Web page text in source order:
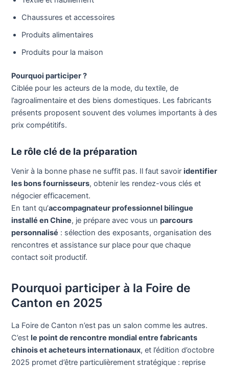
Chaussures et accessoires
Produits alimentaires
Produits pour la maison
Pourquoi participer ?
Ciblée pour les acteurs de la mode, du textile, de
l’agroalimentaire et des biens domestiques. Les fabricants
présents proposent souvent des volumes importants à des
prix compétitifs.
Le rôle clé de la préparation
Venir à la bonne phase ne suffit pas. Il faut savoiridentifier
les bons fournisseurs, obtenir les rendez-vous clés et
négocier efficacement.
En tant qu’accompagnateur professionnel bilingue
installé en Chine, je prépare avec vous unparcours
personnalisé : sélection des exposants, organisation des
rencontres et assistance sur place pour que chaque
contact soit productif.
Pourquoi participer à la Foire de
Canton en 2025
La Foire de Canton n’est pas un salon comme les autres.
C’estle point de rencontre mondial entre fabricants
chinois et acheteurs internationaux, et l’édition d’octobre
2025 promet d’être particulièrement stratégique : reprise